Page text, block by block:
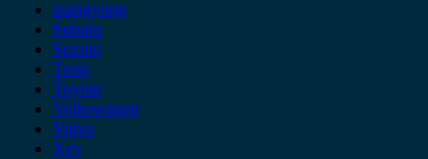
ssangyong
Subaru
Suzuki
Tesla
Toyota
Volkswagen
Volvo
Xev